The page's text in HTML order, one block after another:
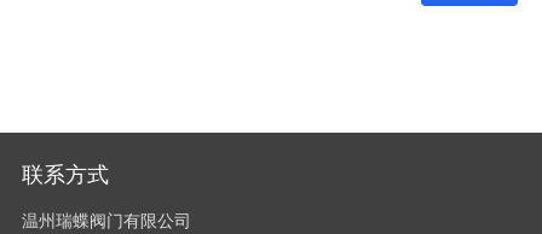
联系方式
温州瑞蝶阀门有限公司